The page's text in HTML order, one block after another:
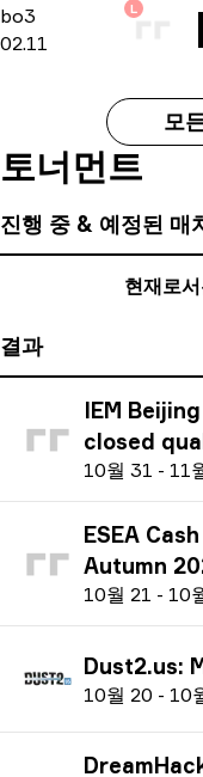
bo3 -bo3
02.11
L
모
토너먼트
진행 중 & 예정된 매
현재로
결과
IEM
closed
10월 31 - 11
ESEA
Autumn
10월 21 - 10
Dust2.us:
10월 20 - 10